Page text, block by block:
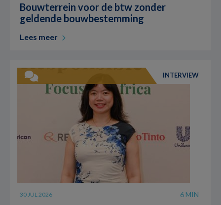
Bouwterrein voor de btw zonder
geldende bouwbestemming
Lees meer
INTERVIEW
30 JUL 2026 6 MIN